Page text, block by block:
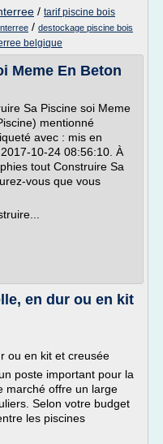
/ tarif piscine bois
/ destockage piscine bois
belgique
Meme En Beton
Sa Piscine soi Meme
mentionné
avec : mis en
10-24 08:56:10. À
tout Construire Sa
vous que vous
en dur ou en kit
ou en kit et creusée
poste important pour la
marché offre un large
Selon votre budget
les piscines